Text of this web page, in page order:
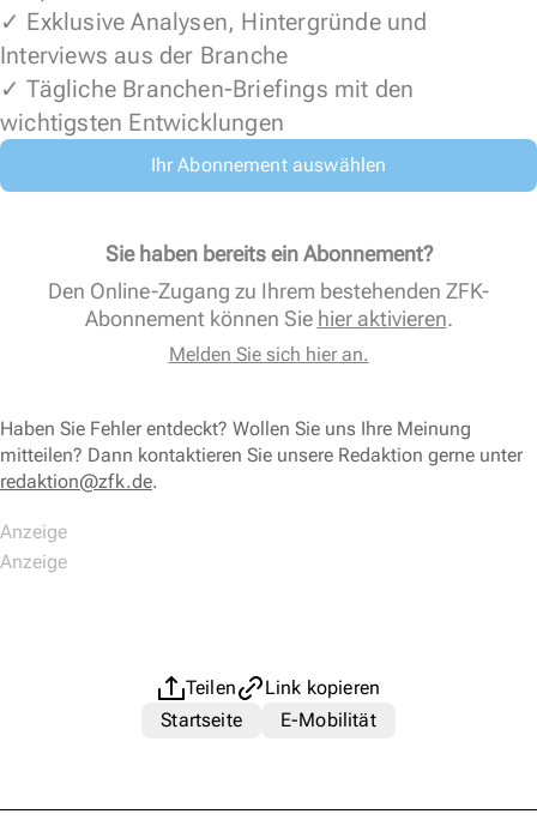
✓ Exklusive Analysen, Hintergründe und
Interviews aus der Branche
✓ Tägliche Branchen-Briefings mit den
wichtigsten Entwicklungen
Ihr Abonnement auswählen
Sie haben bereits ein Abonnement?
Den Online-Zugang zu Ihrem bestehenden ZFK-
Abonnement können Sie hier aktivieren.
Melden Sie sich hier an.
Haben Sie Fehler entdeckt? Wollen Sie uns Ihre Meinung
mitteilen? Dann kontaktieren Sie unsere Redaktion gerne unter
redaktion@zfk.de.
Teilen
Link kopieren
Startseite
E-Mobilität